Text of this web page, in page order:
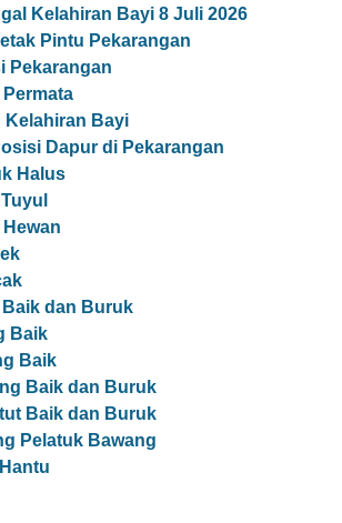
Kelahiran Bayi 8 Juli 2026
Pintu Pekarangan
Pekarangan
Kelahiran Bayi
Dapur di Pekarangan
Halus
dan Buruk
Baik
Baik
Baik dan Buruk
Baik dan Buruk
Pelatuk Bawang